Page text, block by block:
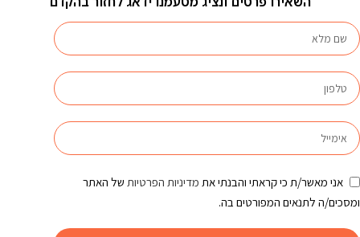
אני מאשר/ת כי קראתי והבנתי את מדיניות הפרטיות של האתר
ומסכים/ה לתנאים המפורטים בה.